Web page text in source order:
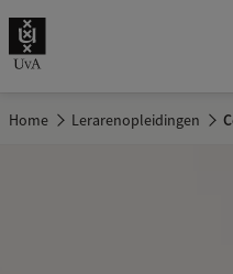
Home Lerarenopleidingen